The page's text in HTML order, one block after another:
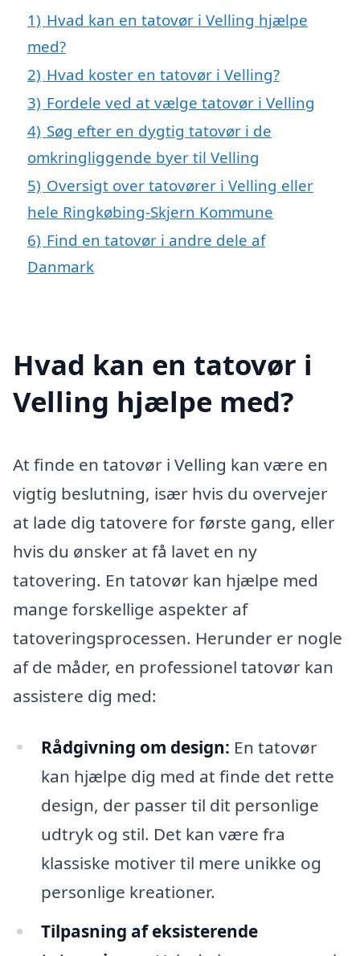
1) Hvad kan en tatovør i Velling hjælpe
med?
2) Hvad koster en tatovør i Velling?
3) Fordele ved at vælge tatovør i Velling
4) Søg efter en dygtig tatovør i de
omkringliggende byer til Velling
5) Oversigt over tatovører i Velling eller
hele Ringkøbing-Skjern Kommune
6) Find en tatovør i andre dele af
Danmark
Hvad kan en tatovør i
Velling hjælpe med?
At finde en tatovør i Velling kan være en
vigtig beslutning, især hvis du overvejer
at lade dig tatovere for første gang, eller
hvis du ønsker at få lavet en ny
tatovering. En tatovør kan hjælpe med
mange forskellige aspekter af
tatoveringsprocessen. Herunder er nogle
af de måder, en professionel tatovør kan
assistere dig med:
Rådgivning om design: En tatovør
kan hjælpe dig med at finde det rette
design, der passer til dit personlige
udtryk og stil. Det kan være fra
klassiske motiver til mere unikke og
personlige kreationer.
Tilpasning af eksisterende